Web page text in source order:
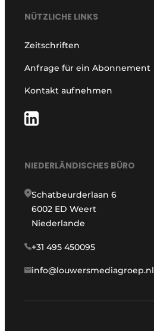
NÜTZLICHE LINKS
Zeitschriften
Anfrage für ein Abonnement
Kontakt aufnehmen
NIEDERLÄNDISCHES BÜRO
Schatbeurderlaan 6
6002 ED Weert
Niederlande
+31 495 450095
info@louwersmediagroep.nl